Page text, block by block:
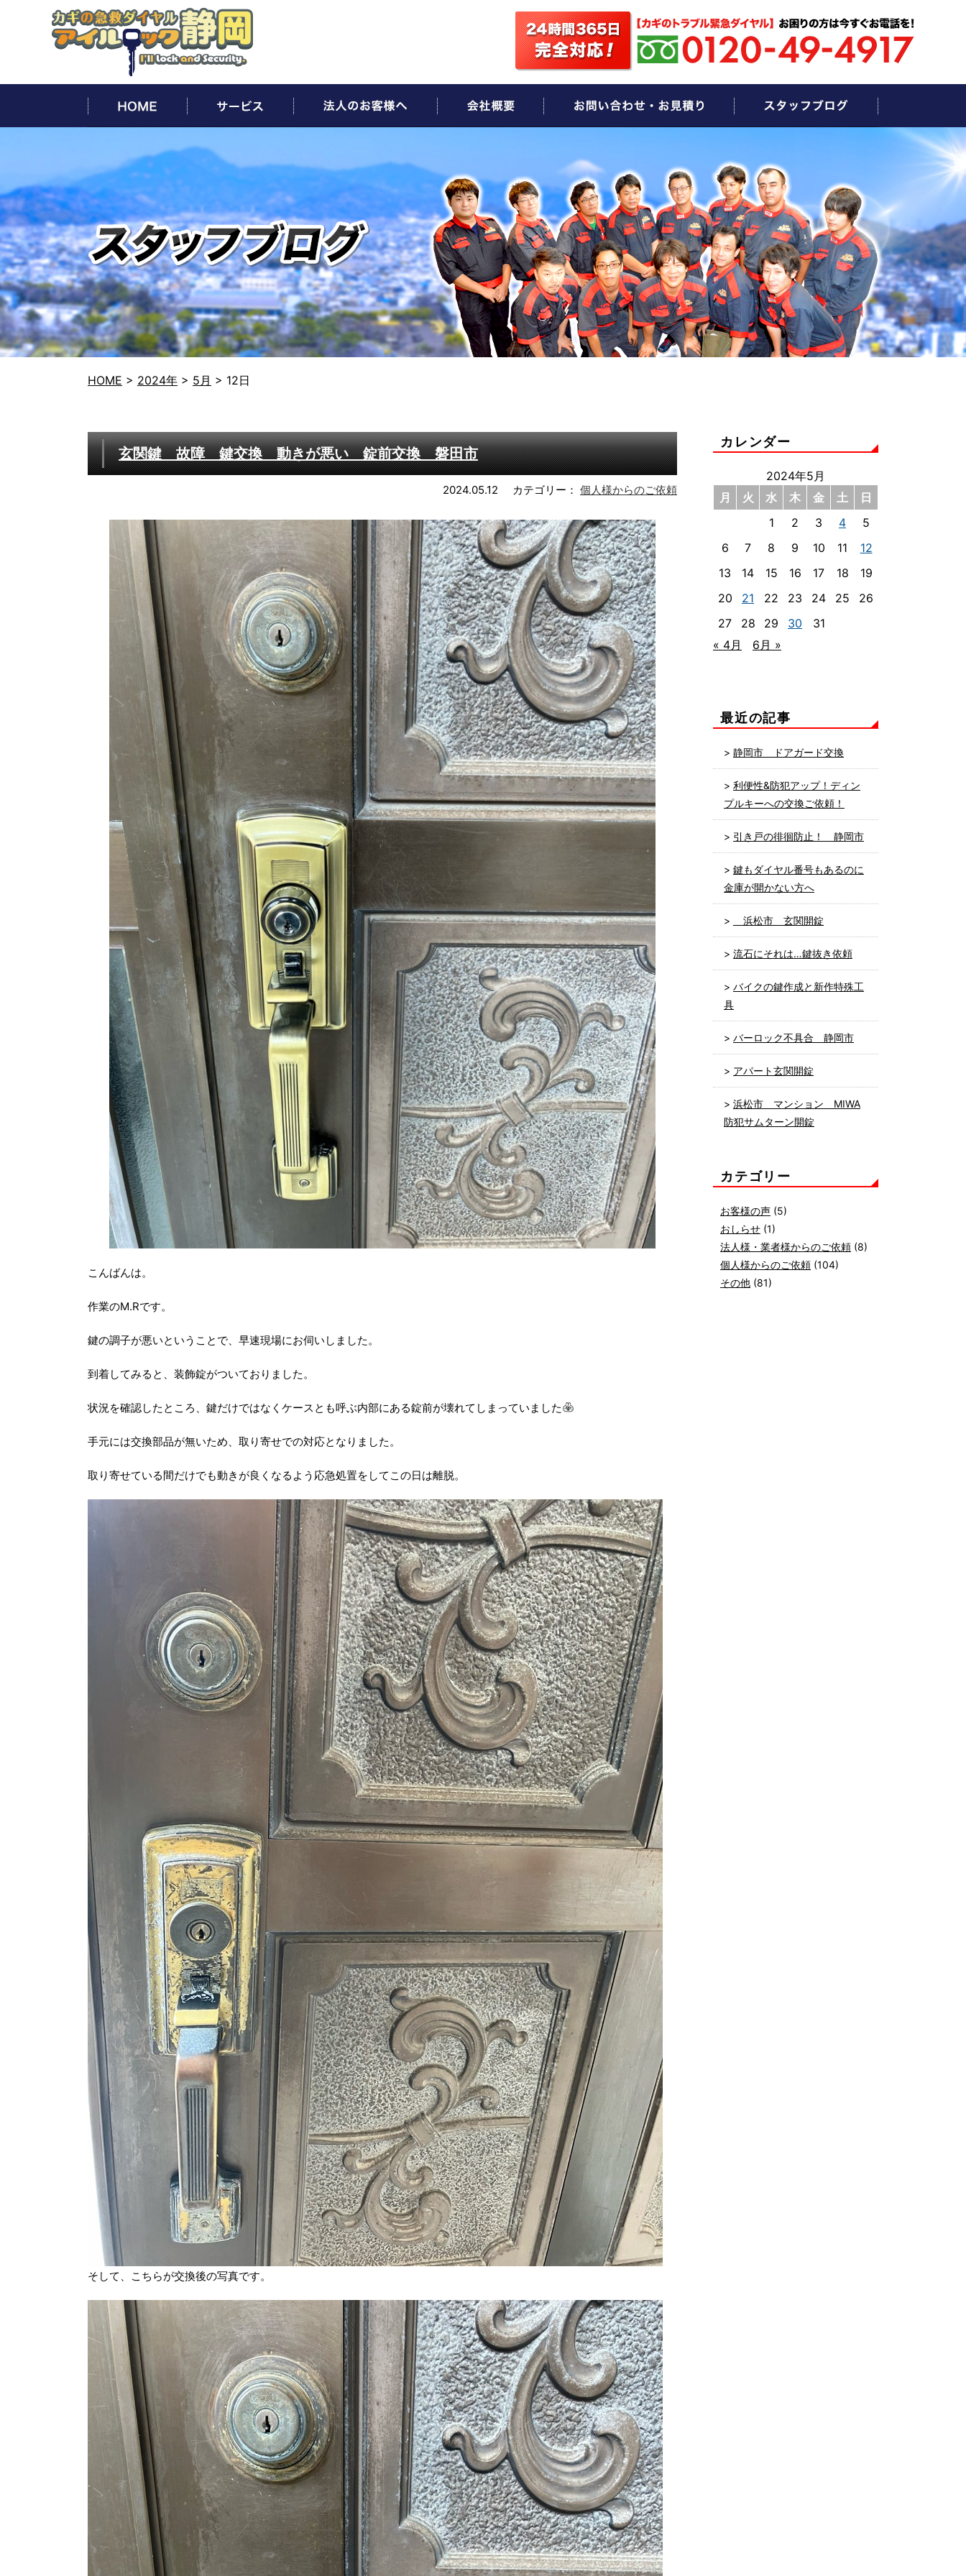
HOME > 2024年 > 5月 > 12日
玄関鍵 故障 鍵交換 動きが悪い 錠前交換 磐田市
2024.05.12 カテゴリー： 個人様からのご依頼
こんばんは。
作業のM.Rです。
鍵の調子が悪いということで、早速現場にお伺いしました。
到着してみると、装飾錠がついておりました。
状況を確認したところ、鍵だけではなくケースとも呼ぶ内部にある錠前が壊れてしまっていました
手元には交換部品が無いため、取り寄せでの対応となりました。
取り寄せている間だけでも動きが良くなるよう応急処置をしてこの日は離脱。
そして、こちらが交換後の写真です。
カレンダー
2024年5月
月
火 水 木 金 土
日
1
2 3 4
5
6
7 8 9 10 11
12
13
14 15 16 17 18
19
20
21 22 23 24 25
26
27
28 29 30
31
« 4月
6月 »
最近の記事
静岡市 ドアガード交換
利便性&防犯アップ！ディン
プルキーへの交換ご依頼！
引き戸の徘徊防止！ 静岡市
鍵もダイヤル番号もあるのに
金庫が開かない方へ
浜松市 玄関開錠
流石にそれは…鍵抜き依頼
バイクの鍵作成と新作特殊工
具
バーロック不具合 静岡市
アパート玄関開錠
浜松市 マンション MIWA
防犯サムターン開錠
カテゴリー
お客様の声 (5)
おしらせ (1)
法人様・業者様からのご依頼 (8)
個人様からのご依頼 (104)
その他 (81)